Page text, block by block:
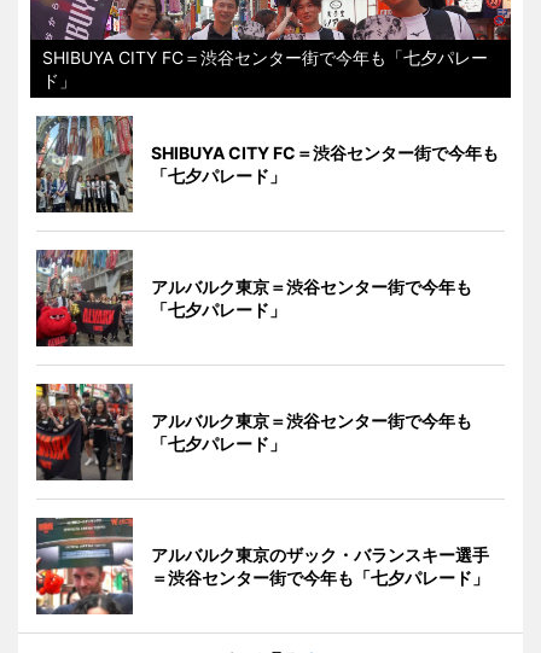
SHIBUYA CITY FC＝渋谷センター街で今年も「七夕パレー
ド」
SHIBUYA CITY FC＝渋谷センター街で今年も
「七夕パレード」
アルバルク東京＝渋谷センター街で今年も
「七夕パレード」
アルバルク東京＝渋谷センター街で今年も
「七夕パレード」
アルバルク東京のザック・バランスキー選手
＝渋谷センター街で今年も「七夕パレード」